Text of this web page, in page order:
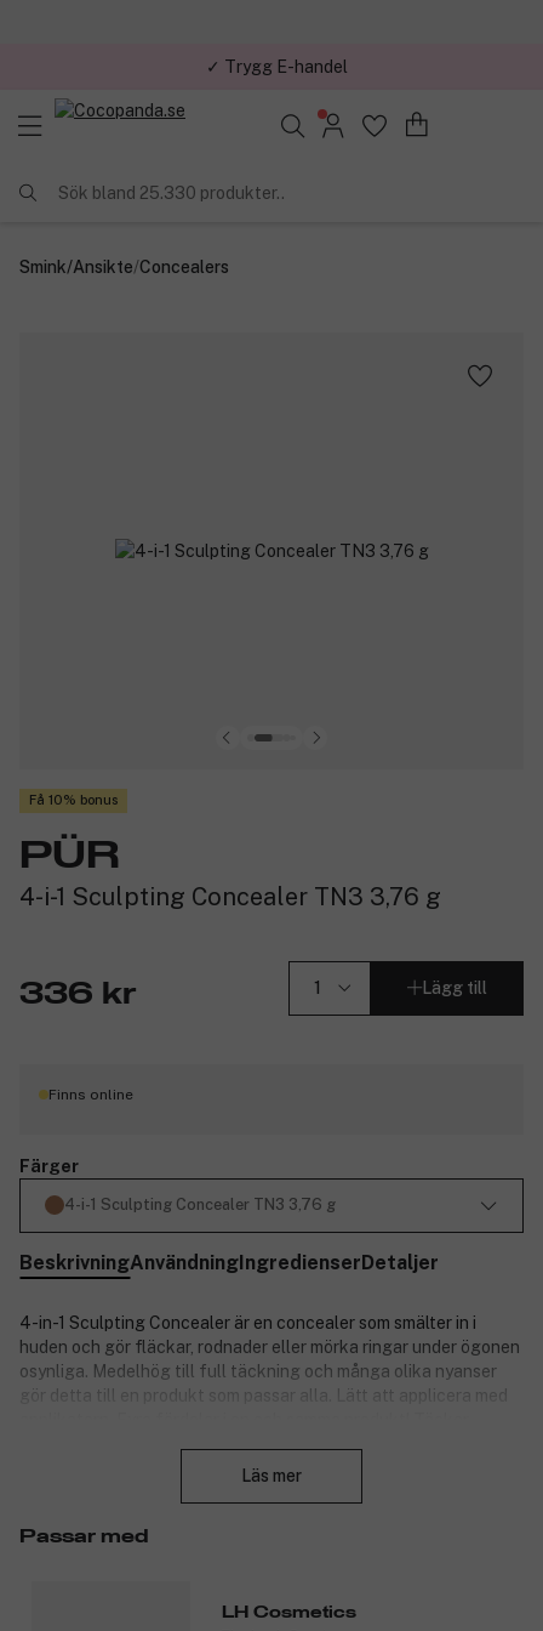
✓ Trygg E-handel
Sök bland 25.330 produkter..
Smink/Ansikte/Concealers
Få 10% bonus
PÜR
4-i-1 Sculpting Concealer TN3 3,76 g
336 kr Lägg till
Finns online
Färger
4-i-1 Sculpting Concealer TN3 3,76 g
BeskrivningAnvändningIngredienserDetaljer
4-in-1 Sculpting Concealer är en concealer som smälter in i
huden och gör fläckar, rodnader eller mörka ringar under ögonen
osynliga. Medelhög till full täckning och många olika nyanser
gör detta till en produkt som passar alla. Lätt att applicera med
Dessutom! Concealern är berikad med antioxidantrika
sammansättning som kan användas både morgon och
Läs mer
Passar med
LH Cosmetics